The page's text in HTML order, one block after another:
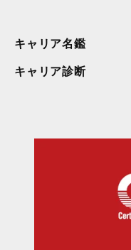
キャリア名鑑
キャリア診断